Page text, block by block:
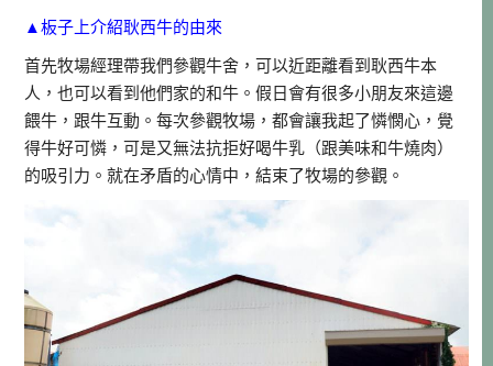
▲板子上介紹耿西牛的由來
首先牧場經理帶我們參觀牛舍，可以近距離看到耿西牛本
人，也可以看到他們家的和牛。假日會有很多小朋友來這邊
餵牛，跟牛互動。每次參觀牧場，都會讓我起了憐憫心，覺
得牛好可憐，可是又無法抗拒好喝牛乳（跟美味和牛燒肉）
的吸引力。就在矛盾的心情中，結束了牧場的參觀。